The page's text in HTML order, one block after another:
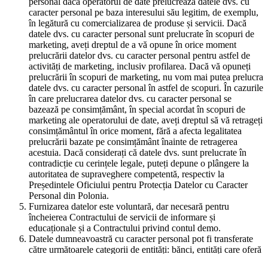
caracter personal pe baza interesului său legitim, de exemplu,
în legătură cu comercializarea de produse și servicii. Dacă
datele dvs. cu caracter personal sunt prelucrate în scopuri de
marketing, aveți dreptul de a vă opune în orice moment
prelucrării datelor dvs. cu caracter personal pentru astfel de
activități de marketing, inclusiv profilarea. Dacă vă opuneți
prelucrării în scopuri de marketing, nu vom mai putea prelucra
datele dvs. cu caracter personal în astfel de scopuri. În cazurile
în care prelucrarea datelor dvs. cu caracter personal se
bazează pe consimțământ, în special acordat în scopuri de
marketing ale operatorului de date, aveți dreptul să vă retrageți
consimțământul în orice moment, fără a afecta legalitatea
prelucrării bazate pe consimțământ înainte de retragerea
acestuia. Dacă considerați că datele dvs. sunt prelucrate în
contradicție cu cerințele legale, puteți depune o plângere la
autoritatea de supraveghere competentă, respectiv la
Președintele Oficiului pentru Protecția Datelor cu Caracter
Personal din Polonia.
Furnizarea datelor este voluntară, dar necesară pentru
încheierea Contractului de servicii de informare și
educaționale și a Contractului privind contul demo.
Datele dumneavoastră cu caracter personal pot fi transferate
către următoarele categorii de entități: bănci, entități care oferă